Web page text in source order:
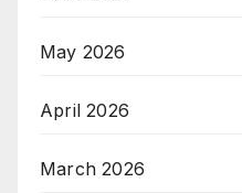
May 2026
April 2026
March 2026